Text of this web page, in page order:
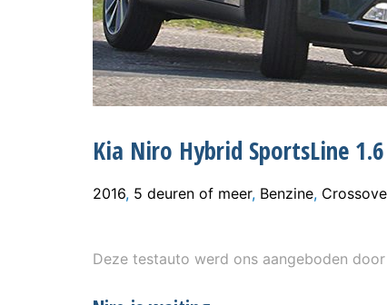
Kia Niro Hybrid SportsLine
2016, 5 deuren of meer, Benzine,
Deze testauto werd ons aangeboden